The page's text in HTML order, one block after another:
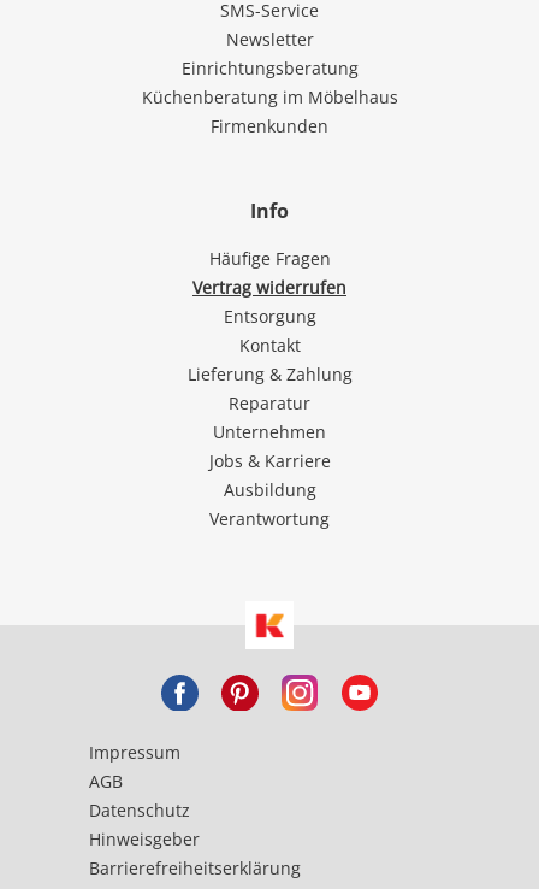
SMS-Service
Newsletter
Einrichtungsberatung
Küchenberatung im Möbelhaus
Firmenkunden
Info
Häufige Fragen
Vertrag widerrufen
Entsorgung
Kontakt
Lieferung & Zahlung
Reparatur
Unternehmen
Jobs & Karriere
Ausbildung
Verantwortung
Impressum
AGB
Datenschutz
Hinweisgeber
Barrierefreiheitserklärung